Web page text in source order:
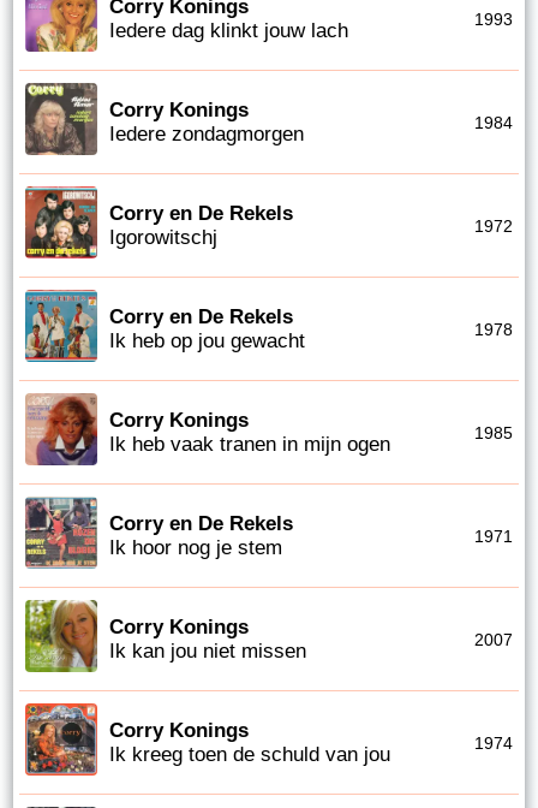
Corry Konings
Iedere dag klinkt jouw lach
1993
Corry Konings
Iedere zondagmorgen
1984
Corry en De Rekels
Igorowitschj
1972
Corry en De Rekels
Ik heb op jou gewacht
1978
Corry Konings
Ik heb vaak tranen in mijn ogen
1985
Corry en De Rekels
Ik hoor nog je stem
1971
Corry Konings
Ik kan jou niet missen
2007
Corry Konings
Ik kreeg toen de schuld van jou
1974